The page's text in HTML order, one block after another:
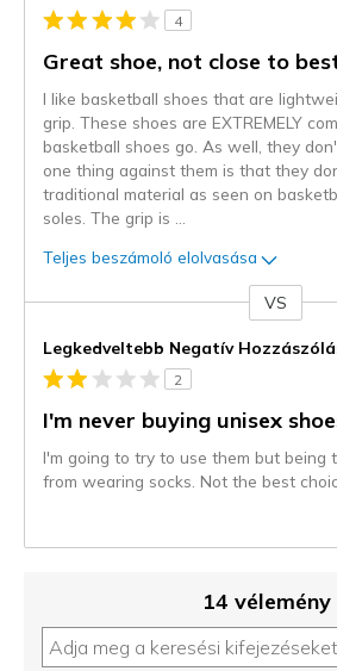
4
Great shoe, not close to
I like basketball shoes that are
grip. These shoes are EXTREMELY
basketball shoes go. As well, they
one thing against them is that they
traditional material as seen on
soles. The grip is
Teljes beszámoló elolvasása
VS
Legkedveltebb Negatív
2
I'm never buying unisex
I'm going to try to use them but being
from wearing socks. Not the best
14 vélemény